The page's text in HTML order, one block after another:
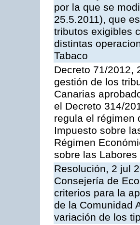
por la que se
25.5.2011), que
tributos exigibles
distintas
Tabaco
Decreto 71/2012,
gestión de los
Canarias
el Decreto 314/
regula el régimen
Impuesto sobre
Régimen
sobre las Labores
Resolución, 2 jul
Consejería de
criterios para la
de la Comunidad
variación de los